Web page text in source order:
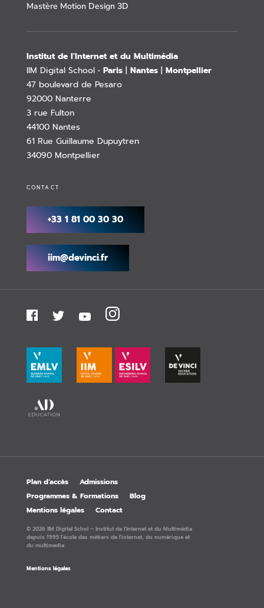
Mastère Motion Design 3D
Institut de l'Internet et du Multimédia
IIM Digital School • Paris | Nantes | Montpellier
47 boulevard de Pesaro
92000 Nanterre
3 rue Fulton
44100 Nantes
61 Rue Guillaume Dupuytren
34090 Montpellier
CONTACT
+33 1 81 00 30 30
iim@devinci.fr
Plan d’accès
Admissions
Programmes & Formations
Blog
Mentions légales
Contact
© 2026 IIM Digital Schol – Institut de l'Internet et du Multimédia
depuis 1995 l'école des métiers de l'internet, du numérique et
du multimedia
Mentions légales